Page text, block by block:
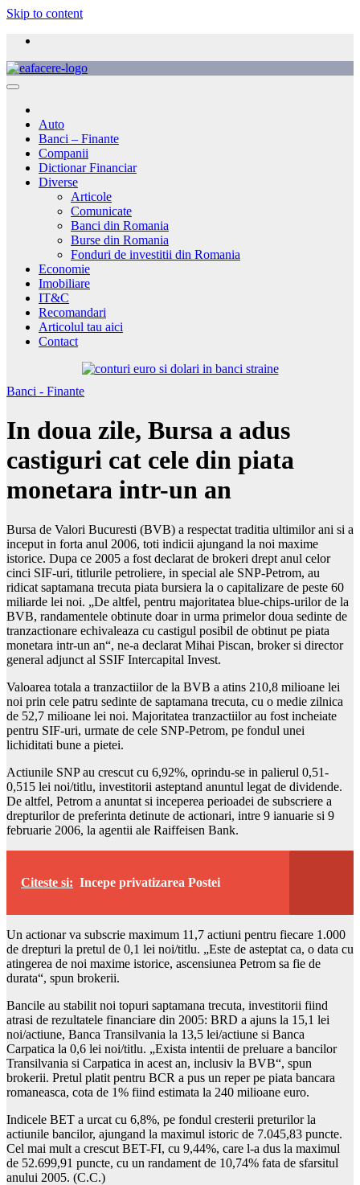
Skip to content
Auto
Banci – Finante
Companii
Dictionar Financiar
Diverse
Articole
Comunicate
Banci din Romania
Burse din Romania
Fonduri de investitii din Romania
Economie
Imobiliare
IT&C
Recomandari
Articolul tau aici
Contact
Banci - Finante
In doua zile, Bursa a adus
castiguri cat cele din piata
monetara intr-un an
Bursa de Valori Bucuresti (BVB) a respectat traditia ultimilor ani si a
inceput in forta anul 2006, toti indicii ajungand la noi maxime
istorice. Dupa ce 2005 a fost declarat de brokeri drept anul celor
cinci SIF-uri, titlurile petroliere, in special ale SNP-Petrom, au
ridicat saptamana trecuta piata bursiera la o capitalizare de peste 60
miliarde lei noi. „De altfel, pentru majoritatea blue-chips-urilor de la
BVB, randamentele obtinute doar in urma primelor doua sedinte de
tranzactionare echivaleaza cu castigul posibil de obtinut pe piata
monetara intr-un an“, ne-a declarat Mihai Piscan, broker si director
general adjunct al SSIF Intercapital Invest.
Valoarea totala a tranzactiilor de la BVB a atins 210,8 milioane lei
noi prin cele patru sedinte de saptamana trecuta, cu o medie zilnica
de 52,7 milioane lei noi. Majoritatea tranzactiilor au fost incheiate
pentru SIF-uri, urmate de cele SNP-Petrom, pe fondul unei
lichiditati bune a pietei.
Actiunile SNP au crescut cu 6,92%, oprindu-se in palierul 0,51-
0,515 lei noi/titlu, investitorii asteptand anuntul legat de dividende.
De altfel, Petrom a anuntat si inceperea perioadei de subscriere a
drepturilor de preferinta detinute de actionari, intre 9 ianuarie si 9
februarie 2006, la agentii ale Raiffeisen Bank.
Citeste si: Incepe privatizarea Postei
Un actionar va subscrie maximum 11,7 actiuni pentru fiecare 1.000
de drepturi la pretul de 0,1 lei noi/titlu. „Este de asteptat ca, o data cu
atingerea de noi maxime istorice, ascensiunea Petrom sa fie de
durata“, spun brokerii.
Bancile au stabilit noi topuri saptamana trecuta, investitorii fiind
atrasi de rezultatele financiare din 2005: BRD a ajuns la 15,1 lei
noi/actiune, Banca Transilvania la 13,5 lei/actiune si Banca
Carpatica la 0,6 lei noi/titlu. „Exista intentii de preluare a bancilor
Transilvania si Carpatica in acest an, inclusiv la BVB“, spun
brokerii. Pretul platit pentru BCR a pus un reper pe piata bancara
romaneasca, cota de 1% fiind estimata la 240 milioane euro.
Indicele BET a urcat cu 6,8%, pe fondul cresterii preturilor la
actiunile bancilor, ajungand la maximul istoric de 7.045,83 puncte.
Cel mai mult a crescut BET-FI, cu 9,44%, care l-a dus la maximul
de 52.699,91 puncte, cu un randament de 10,74% fata de sfarsitul
anului 2005. (C.C.)